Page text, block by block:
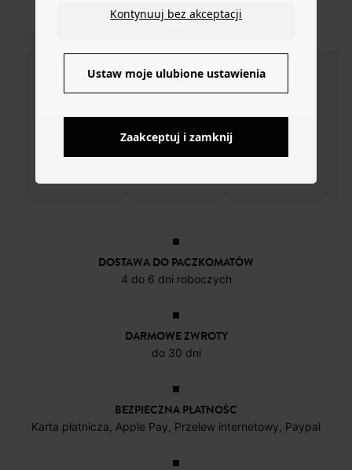
YES
NO
DOSTAWA DO PACZKOMATÓW
4 do 6 dni roboczych
DARMOWE ZWROTY
do 30 dni
BEZPIECZNA PŁATNOŚC
Karta płatnicza, Apple Pay, Przelew internetowy, Paypal
Kontynuuj bez akceptacji
Ustaw moje ulubione ustawienia
Zaakceptuj i zamknij